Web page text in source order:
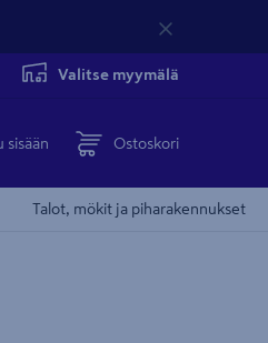
Valitse myymälä
sisään Ostoskori
Talot, mökit ja piharakennukset